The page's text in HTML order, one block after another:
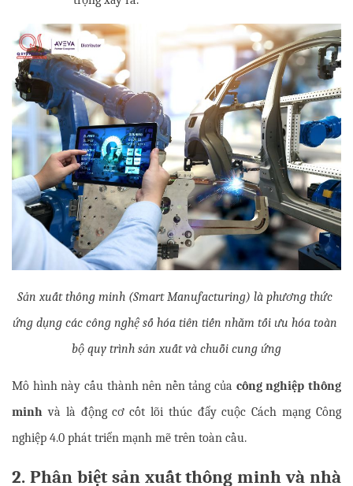
Sản xuất thông minh (Smart Manufacturing) là phương thức
ứng dụng các công nghệ số hóa tiên tiến nhằm tối ưu hóa toàn
bộ quy trình sản xuất và chuỗi cung ứng
Mô hình này cấu thành nên nền tảng của công nghiệp thông
minh và là động cơ cốt lõi thúc đẩy cuộc Cách mạng Công
nghiệp 4.0 phát triển mạnh mẽ trên toàn cầu.
2. Phân biệt sản xuất thông minh và nhà